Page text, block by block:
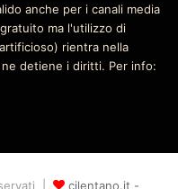
anche per i canali media
ma l'utilizzo di
rientra nella
detiene i diritti. Per info:
| cilentano.it -